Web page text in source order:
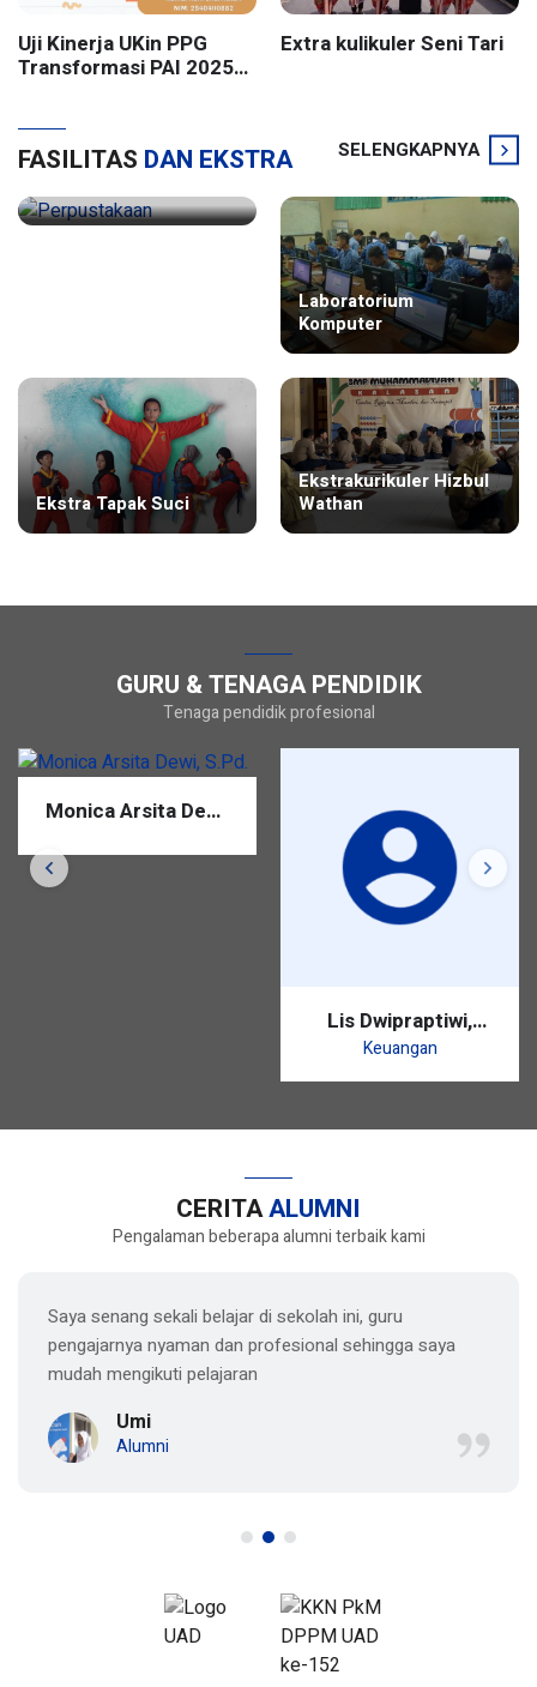
Uji Kinerja UKin PPG
Transformasi PAI 2025
Extra kulikuler Seni Tari
FASILITAS DAN EKSTRA SELENGKAPNYA
Laboratorium
Komputer
Ekstra Tapak Suci
Ekstrakurikuler Hizbul
Wathan
GURU & TENAGA PENDIDIK
Tenaga pendidik profesional
Monica Arsita Dewi,
Lis Dwipraptiwi,
S.Pd.
Keuangan
CERITAALUMNI
Pengalaman beberapa alumni terbaik kami
Saya senang sekali belajar di sekolah ini, guru
pengajarnya nyaman dan profesional sehingga saya
mudah mengikuti pelajaran
Umi
Alumni